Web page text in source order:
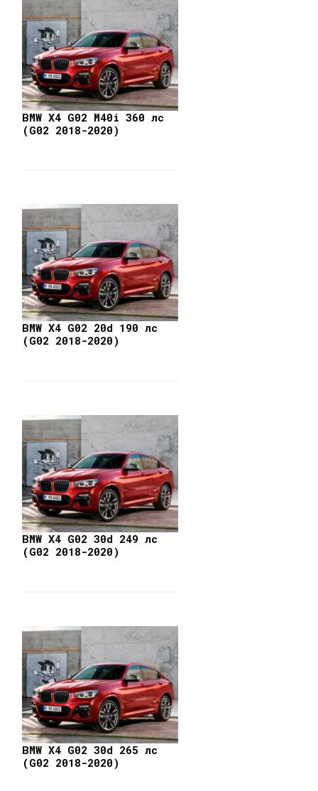
BMW X4 G02 M40i 360 лс
(G02 2018-2020)
BMW X4 G02 20d 190 лс
(G02 2018-2020)
BMW X4 G02 30d 249 лс
(G02 2018-2020)
BMW X4 G02 30d 265 лс
(G02 2018-2020)